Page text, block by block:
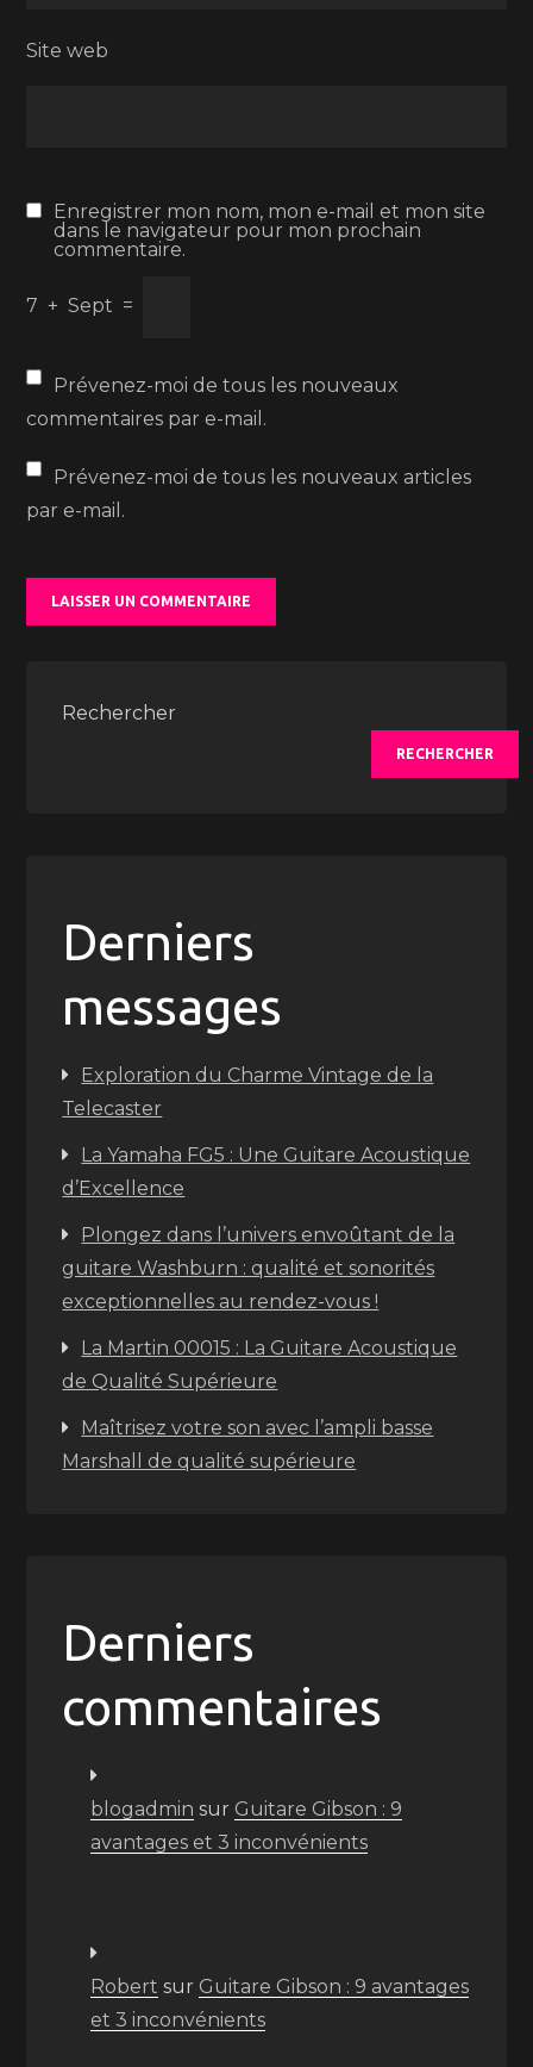
Site web
Enregistrer mon nom, mon e-mail et mon site
dans le navigateur pour mon prochain
commentaire.
7 + Sept =
Prévenez-moi de tous les nouveaux
commentaires par e-mail.
Prévenez-moi de tous les nouveaux articles
par e-mail.
Rechercher
RECHERCHER
Derniers
messages
Exploration du Charme Vintage de la
Telecaster
La Yamaha FG5 : Une Guitare Acoustique
d’Excellence
Plongez dans l’univers envoûtant de la
guitare Washburn : qualité et sonorités
exceptionnelles au rendez-vous !
La Martin 00015 : La Guitare Acoustique
de Qualité Supérieure
Maîtrisez votre son avec l’ampli basse
Marshall de qualité supérieure
Derniers
commentaires
blogadmin sur Guitare Gibson : 9
avantages et 3 inconvénients
Robert sur Guitare Gibson : 9 avantages
et 3 inconvénients